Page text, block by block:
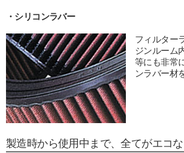
・シリコンラバー
フィルター
ジンルーム
等にも非常
ンラバー材
製造時から使用中まで、全てがエコ